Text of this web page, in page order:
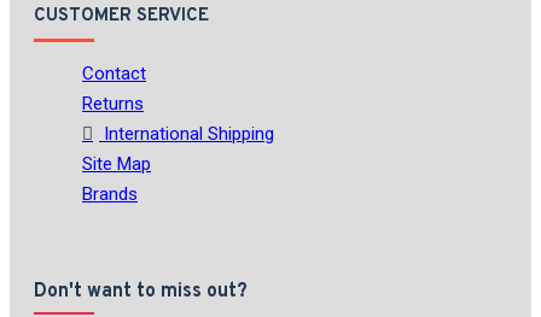
CUSTOMER SERVICE
Contact
Returns
International Shipping
Site Map
Brands
Don't want to miss out?